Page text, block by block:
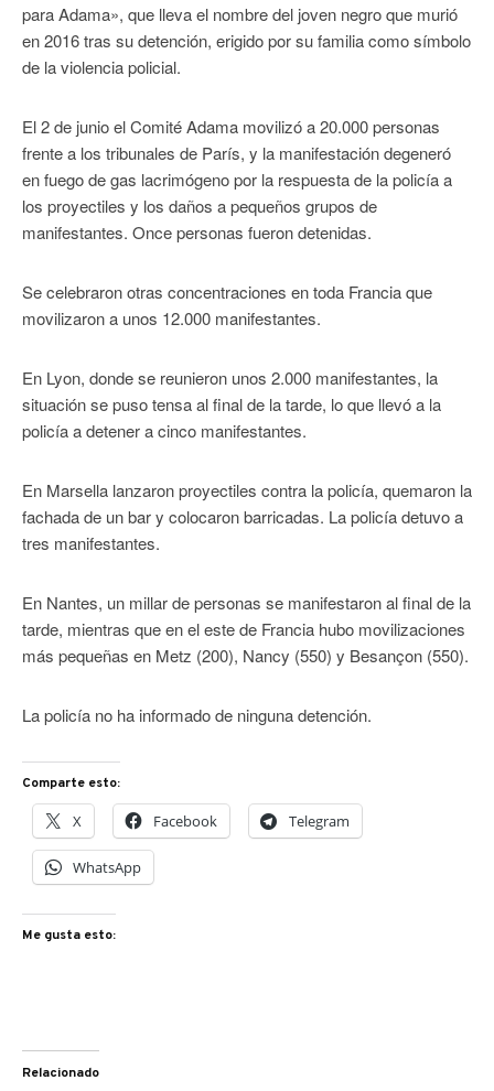
para Adama», que lleva el nombre del joven negro que murió
en 2016 tras su detención, erigido por su familia como símbolo
de la violencia policial.
El 2 de junio el Comité Adama movilizó a 20.000 personas
frente a los tribunales de París, y la manifestación degeneró
en fuego de gas lacrimógeno por la respuesta de la policía a
los proyectiles y los daños a pequeños grupos de
manifestantes. Once personas fueron detenidas.
Se celebraron otras concentraciones en toda Francia que
movilizaron a unos 12.000 manifestantes.
En Lyon, donde se reunieron unos 2.000 manifestantes, la
situación se puso tensa al final de la tarde, lo que llevó a la
policía a detener a cinco manifestantes.
En Marsella lanzaron proyectiles contra la policía, quemaron la
fachada de un bar y colocaron barricadas. La policía detuvo a
tres manifestantes.
En Nantes, un millar de personas se manifestaron al final de la
tarde, mientras que en el este de Francia hubo movilizaciones
más pequeñas en Metz (200), Nancy (550) y Besançon (550).
La policía no ha informado de ninguna detención.
Comparte esto:
X Facebook Telegram
WhatsApp
Me gusta esto:
Relacionado